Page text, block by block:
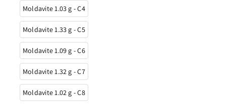
Moldavite 1.03 g - C4
Moldavite 1.33 g - C5
Moldavite 1.09 g - C6
Moldavite 1.32 g - C7
Moldavite 1.02 g - C8